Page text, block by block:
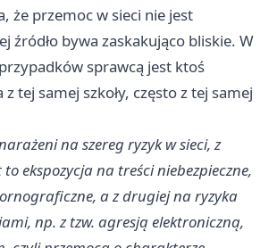
że przemoc w sieci nie jest
źródło bywa zaskakująco bliskie. W
sprawcą jest ktoś
tej samej szkoły, często z tej samej
na szereg ryzyk w sieci, z
ekspozycja na treści niebezpieczne,
a z drugiej na ryzyka
np. z tzw. agresją elektroniczną,